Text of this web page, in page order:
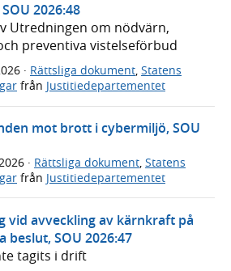
2026:48
Utredningen om nödvärn,
preventiva vistelseförbud
· Rättsliga dokument, Statens
från Justitiedepartementet
mot brott i cybermiljö, SOU
· Rättsliga dokument, Statens
från Justitiedepartementet
vid avveckling av kärnkraft på
beslut, SOU 2026:47
tagits i drift